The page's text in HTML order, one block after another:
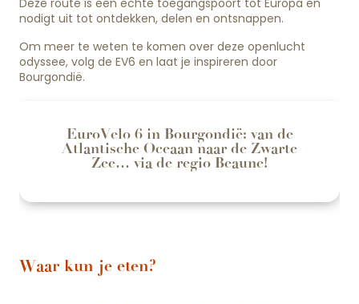
Deze route is een echte toegangspoort tot Europa en
nodigt uit tot ontdekken, delen en ontsnappen.
Om meer te weten te komen over deze openlucht
odyssee, volg de EV6 en laat je inspireren door
Bourgondië.
EuroVelo 6 in Bourgondië: van de
Atlantische Oceaan naar de Zwarte
Zee… via de regio Beaune!
Waar kun je eten?